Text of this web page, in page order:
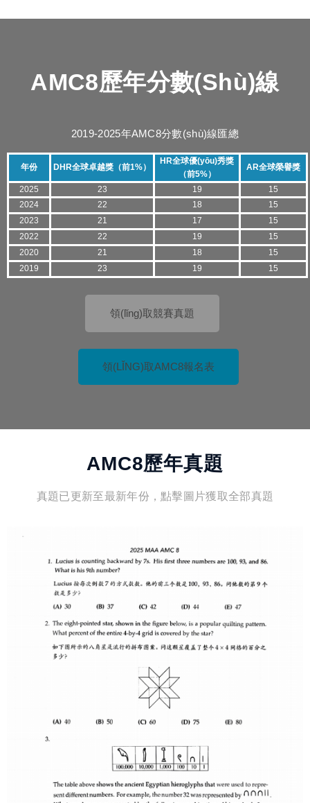
AMC8歷年分數(shù)線
2019-2025年AMC8分數(shù)線匯總
年份 DHR全球卓越獎（前1%）
HR全球優(yōu)秀獎
（前5%）
AR全球榮譽獎
2025 23 19
15
2024
22 18
15
2023
21 17
15
2022
22 19
15
2020
21 18
15
2019
23 19 15
領(lǐng)取競賽真題
領(LǏNG)取AMC8報名表
AMC8歷年真題
真題已更新至最新年份，點擊圖片獲取全部真題